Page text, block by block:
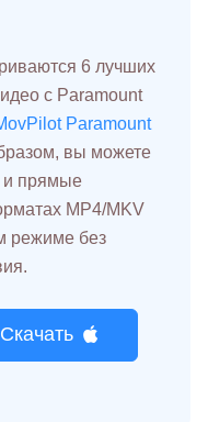
6 лучших
с Paramount
Paramount
вы можете
и прямые
MP4/MKV
режиме без
Скачать